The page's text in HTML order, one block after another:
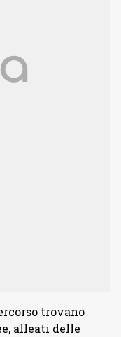
trovano
alleati delle